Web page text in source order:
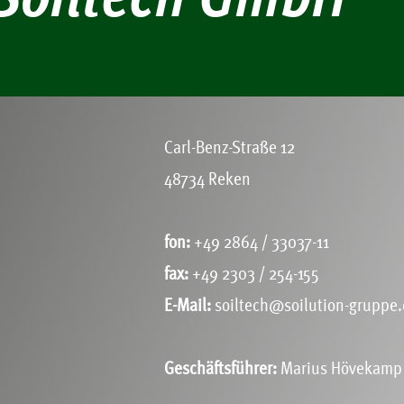
Carl-Benz-Straße 12
48734 Reken
fon: +49 2864 / 33037-11
fax: +49 2303 / 254-155
E-Mail: soiltech@soilution-
Geschäftsführer: Marius Hövekamp